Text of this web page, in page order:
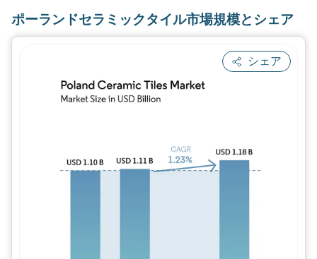
ポーランドセラミックタイル市場規模とシェア
シェア